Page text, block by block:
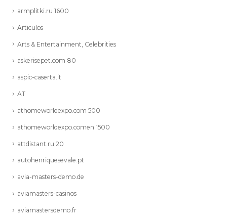
armplitki.ru 1600
Articulos
Arts & Entertainment, Celebrities
askerisepet.com 80
aspic-caserta.it
AT
athomeworldexpo.com 500
athomeworldexpo.comen 1500
attdistant.ru 20
autohenriquesevale.pt
avia-masters-demo.de
aviamasters-casinos
aviamastersdemo.fr